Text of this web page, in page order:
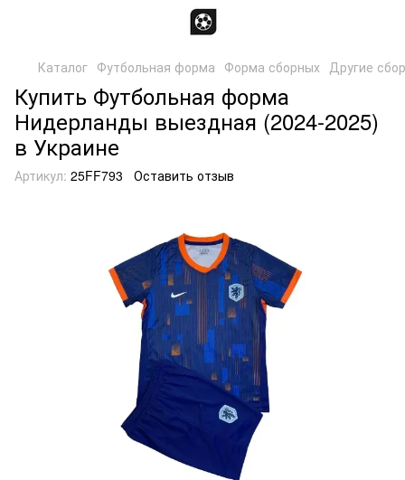
Каталог Футбольная форма Форма сборных Другие
Купить Футбольная форма
Нидерланды выездная (2024-2025)
в Украине
Артикул: 25FF793 Оставить отзыв